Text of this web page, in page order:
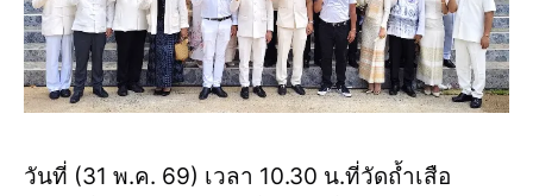
วันที่ (31 พ.ค. 69) เวลา 10.30 น.ที่วัดถ้ำเสือ